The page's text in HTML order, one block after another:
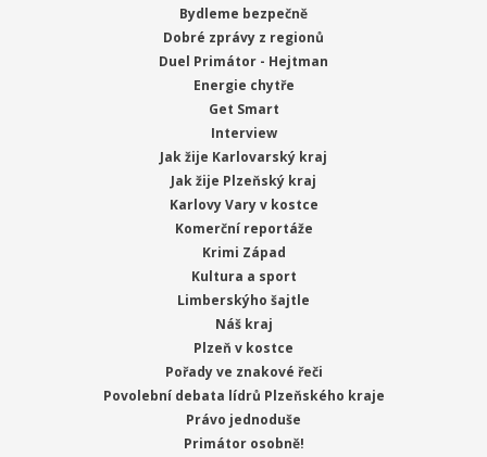
Bydleme bezpečně
Dobré zprávy z regionů
Duel Primátor - Hejtman
Energie chytře
Get Smart
Interview
Jak žije Karlovarský kraj
Jak žije Plzeňský kraj
Karlovy Vary v kostce
Komerční reportáže
Krimi Západ
Kultura a sport
Limberskýho šajtle
Náš kraj
Plzeň v kostce
Pořady ve znakové řeči
Povolební debata lídrů Plzeňského kraje
Právo jednoduše
Primátor osobně!